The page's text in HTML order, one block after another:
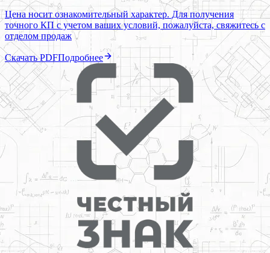
Цена носит ознакомительный характер. Для получения
точного КП с учетом ваших условий, пожалуйста, свяжитесь с
отделом продаж
Скачать PDFПодробнее